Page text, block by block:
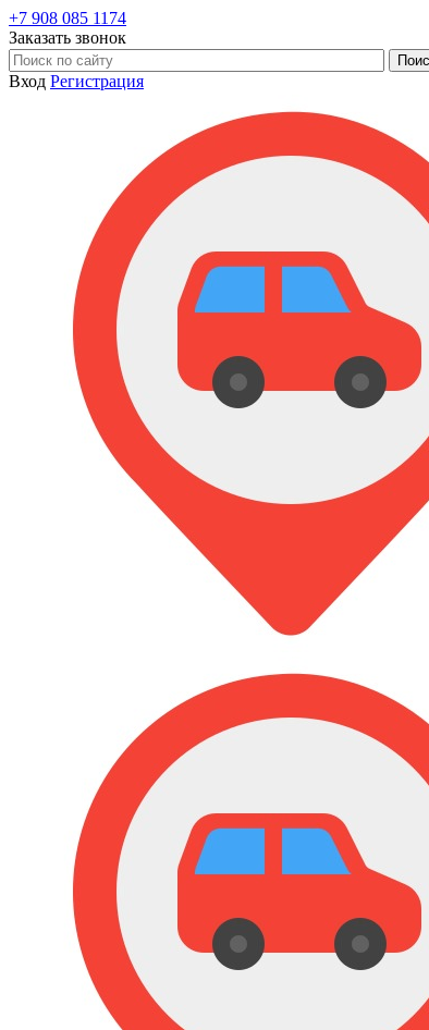
+7 908 085 1174
Заказать звонок
Вход Регистрация